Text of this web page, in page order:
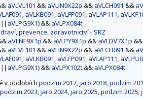
aVLVL101 && aVLIN9X22p && aVLCH091 &&
aVLKB091 aVLFP091 aVLAP111
|| aVLPG9X1) && aVLPX084t
prevence, zdravotnictví - SRZ
aVLNE9X1p && aVLPY9X1p && aVLDV7X1p
aVLVL101 && aVLIN9X22p && aVLCH091 &&
aVLKB091 aVLFP091 aVLAP111
|| aVLPG9X1) && aVLPX102t&& aVLPX084t
v obdobích podzim 2017 jaro 2018 podzim
podzim 2023 jaro 2024, jaro 2025 podzim 2025